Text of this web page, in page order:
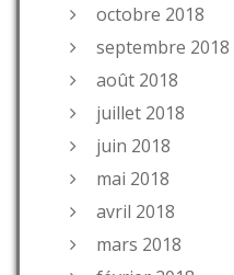
octobre 2018
septembre 2018
août 2018
juillet 2018
juin 2018
mai 2018
avril 2018
mars 2018